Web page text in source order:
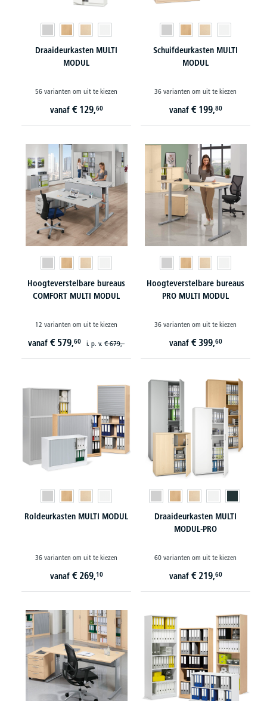
Draaideurkasten MULTI
MODUL
56 varianten om uit te kiezen
vanaf € 129,60
Schuifdeurkasten MULTI
MODUL
36 varianten om uit te kiezen
vanaf € 199,80
Hoogteverstelbare bureaus
COMFORT MULTI MODUL
12 varianten om uit te kiezen
vanaf € 579,60 i. p. v. € 679,-
Hoogteverstelbare bureaus
PRO MULTI MODUL
36 varianten om uit te kiezen
vanaf € 399,60
Roldeurkasten MULTI MODUL
36 varianten om uit te kiezen
vanaf € 269,10
Draaideurkasten MULTI
MODUL-PRO
60 varianten om uit te kiezen
vanaf € 219,60